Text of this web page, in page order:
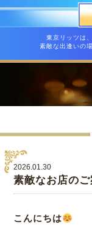
東京リッツは
素敵な出逢いの
2026.01.30
素敵なお店の
こんにちは